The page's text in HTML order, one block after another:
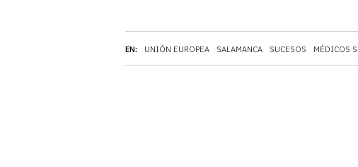
EN: UNIÓN EUROPEA SALAMANCA SUCESOS MÉDICOS